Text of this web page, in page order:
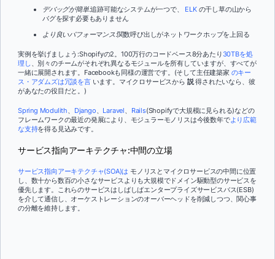
デバッグが簡単:追跡可能なシステムが一つで、 ELKの干し草の山から
バグを探す必要もありません
より良いパフォーマンス:関数呼び出しがネットワークホップを上回る
実例を挙げましょう:Shopifyの2。100万行のコードベース8分あたり 30TBを処
理し 、別々のチームがそれぞれ異なるモジュールを所有していますが、すべてが
一緒に展開されます。Facebookも同様の運営です。(そして主任建築家 のキー
ス・アダムズは冗談を言います。マイクロサービスから 説得されたいなら、彼
があなたの役目だと。)
Spring Modulith Django Laravel Rails(Shopifyで大規模に見られる)などの
フレームワークの最近の発展により、モジュラーモノリスは今後数年でより広範
な支持を得る見込みです。
サービス指向アーキテクチャ:中間の立場
サービス指向アーキテクチャ(SOA)は モノリスとマイクロサービスの中間に位置
し、数十から数百の小さなサービスよりも大規模でドメイン駆動型のサービスを
優先します。これらのサービスはしばしばエンタープライズサービスバス(ESB)
を介して通信し、オーケストレーションのオーバーヘッドを削減しつつ、関心事
の分離を維持します。